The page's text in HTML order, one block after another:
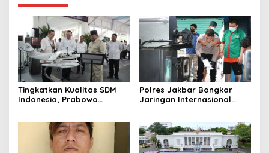
Tingkatkan Kualitas SDM
Indonesia, Prabowo
Terbaik Dunia
Polres Jakbar Bongkar
Jaringan Internasional
Diringkus dan Barang Bukti
1,1 Ton Rp119 Miliar
Dimusnahkan